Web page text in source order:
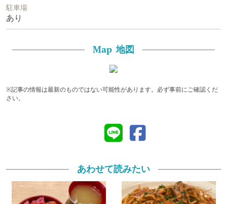
駐車場
あり
Map 地図
※記事の情報は最新のものではない可能性があります。必ず事前にご確認くだ
さい。
あわせて読みたい